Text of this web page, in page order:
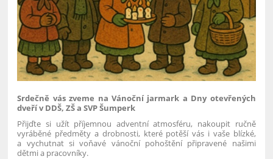
Srdečně vás zveme na Vánoční jarmark a Dny otevřených
dveří v DDŠ, ZŠ a SVP Šumperk
Přijďte si užít příjemnou adventní atmosféru, nakoupit ručně
vyráběné předměty a drobnosti, které potěší vás i vaše blízké,
a vychutnat si voňavé vánoční pohoštění připravené našimi
dětmi a pracovníky.